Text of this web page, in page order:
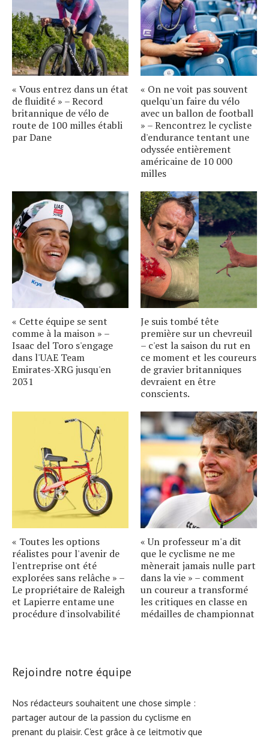
« Vous entrez dans un état
de fluidité » – Record
britannique de vélo de
route de 100 milles établi
par Dane
« On ne voit pas souvent
quelqu'un faire du vélo
avec un ballon de football
» – Rencontrez le cycliste
d'endurance tentant une
odyssée entièrement
américaine de 10 000
milles
« Cette équipe se sent
comme à la maison » –
Isaac del Toro s'engage
dans l'UAE Team
Emirates-XRG jusqu'en
2031
Je suis tombé tête
première sur un chevreuil
– c'est la saison du rut en
ce moment et les coureurs
de gravier britanniques
devraient en être
conscients.
« Toutes les options
réalistes pour l'avenir de
l'entreprise ont été
explorées sans relâche » –
Le propriétaire de Raleigh
et Lapierre entame une
procédure d'insolvabilité
« Un professeur m'a dit
que le cyclisme ne me
mènerait jamais nulle part
dans la vie » – comment
un coureur a transformé
les critiques en classe en
médailles de championnat
Rejoindre notre équipe
Nos rédacteurs souhaitent une chose simple :
partager autour de la passion du cyclisme en
prenant du plaisir. C'est grâce à ce leitmotiv que